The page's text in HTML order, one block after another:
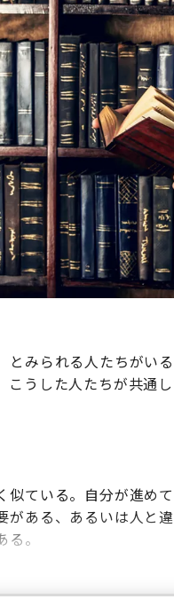
とみられる人たちがい
こうした人たちが共通
似ている。自分が進め
がある、あるいは人と
。